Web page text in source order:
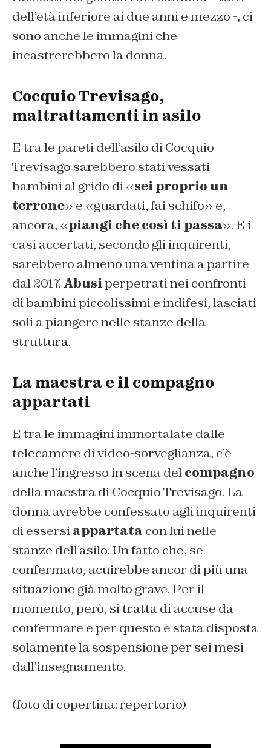
dell’età inferiore ai due anni e mezzo -, ci
sono anche le immagini che
incastrerebbero la donna.
Cocquio Trevisago,
maltrattamenti in asilo
E tra le pareti dell’asilo di Cocquio
Trevisago sarebbero stati vessati
bambini al grido di «sei proprio un
terrone» e «guardati, fai schifo» e,
ancora, «piangi che così ti passa». E i
casi accertati, secondo gli inquirenti,
sarebbero almeno una ventina a partire
dal 2017. Abusiperpetrati nei confronti
di bambini piccolissimi e indifesi, lasciati
soli a piangere nelle stanze della
struttura.
La maestra e il compagno
appartati
E tra le immagini immortalate dalle
telecamere di video-sorveglianza, c’è
anche l’ingresso in scena delcompagno
della maestra di Cocquio Trevisago. La
donna avrebbe confessato agli inquirenti
di essersiappartata con lui nelle
stanze dell’asilo. Un fatto che, se
confermato, acuirebbe ancor di più una
situazione già molto grave. Per il
momento, però, si tratta di accuse da
confermare e per questo è stata disposta
solamente la sospensione per sei mesi
dall’insegnamento.
(foto di copertina: repertorio)